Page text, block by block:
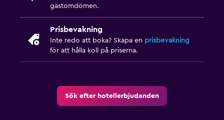
gästomdömen.
Prisbevakning
Inte redo att boka? Skapa en prisbevakning
för att hålla koll på priserna.
Sök efter hotellerbjudanden